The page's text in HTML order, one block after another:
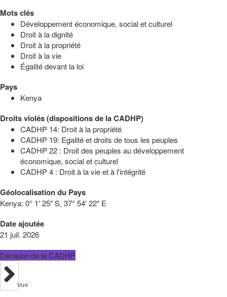
Mots clés
Développement économique, social et culturel
Droit à la dignité
Droit à la propriété
Droit à la vie
Égalité devant la loi
Pays
Kenya
Droits violés (dispositions de la CADHP)
CADHP 14: Droit à la propriété
CADHP 19: Egalité et droits de tous les peuples
CADHP 22 : Droit des peuples au développement
économique, social et culturel
CADHP 4 : Droit à la vie et à l'intégrité
Géolocalisation du Pays
Kenya: 0° 1′ 25″ S, 37° 54′ 22″ E
Date ajoutée
21 juil. 2026
Décision de la CADHP
Vue